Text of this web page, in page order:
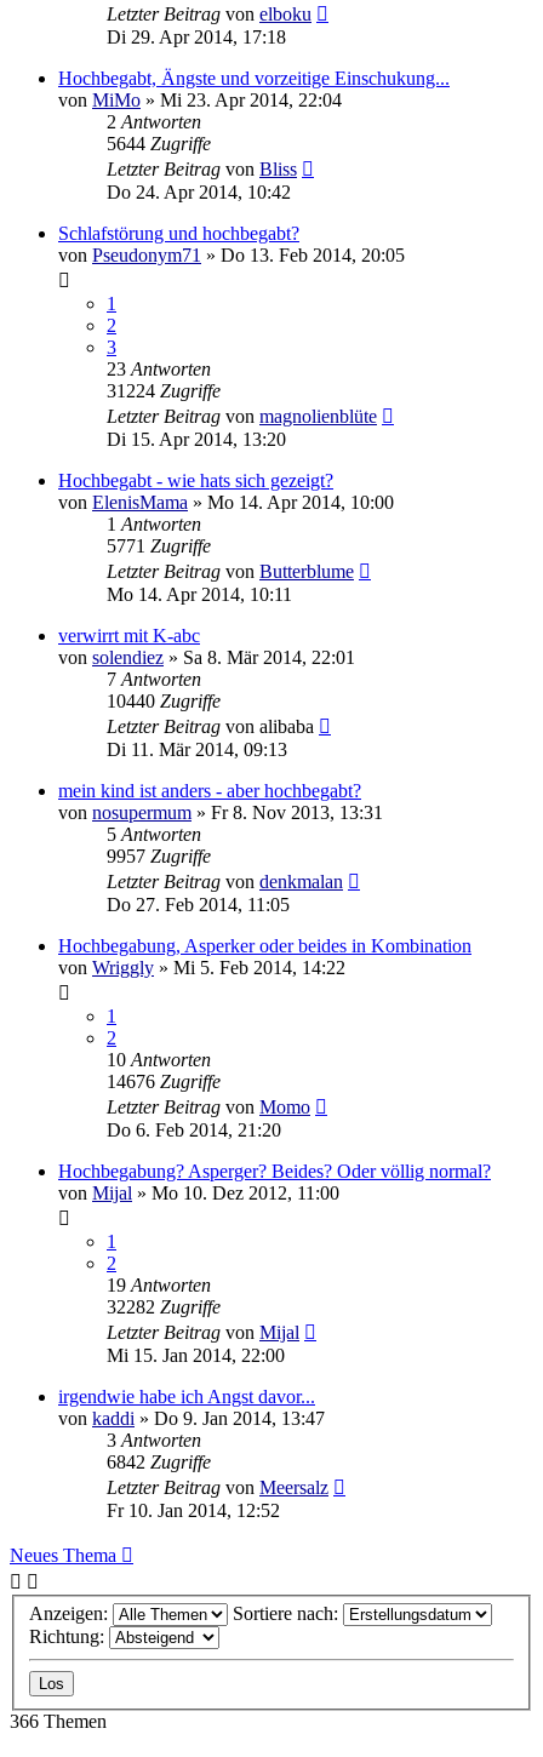
Letzter Beitrag von elboku
Di 29. Apr 2014, 17:18
Hochbegabt, Ängste und vorzeitige Einschukung...
von MiMo » Mi 23. Apr 2014, 22:04
2 Antworten
5644 Zugriffe
Letzter Beitrag von Bliss
Do 24. Apr 2014, 10:42
Schlafstörung und hochbegabt?
von Pseudonym71 » Do 13. Feb 2014, 20:05
1
2
3
23 Antworten
31224 Zugriffe
Letzter Beitrag von magnolienblüte
Di 15. Apr 2014, 13:20
Hochbegabt - wie hats sich gezeigt?
von ElenisMama » Mo 14. Apr 2014, 10:00
1 Antworten
5771 Zugriffe
Letzter Beitrag von Butterblume
Mo 14. Apr 2014, 10:11
verwirrt mit K-abc
von solendiez » Sa 8. Mär 2014, 22:01
7 Antworten
10440 Zugriffe
Letzter Beitrag von alibaba
Di 11. Mär 2014, 09:13
mein kind ist anders - aber hochbegabt?
von nosupermum » Fr 8. Nov 2013, 13:31
5 Antworten
9957 Zugriffe
Letzter Beitrag von denkmalan
Do 27. Feb 2014, 11:05
Hochbegabung, Asperker oder beides in Kombination
von Wriggly » Mi 5. Feb 2014, 14:22
1
2
10 Antworten
14676 Zugriffe
Letzter Beitrag von Momo
Do 6. Feb 2014, 21:20
Hochbegabung? Asperger? Beides? Oder völlig normal?
von Mijal » Mo 10. Dez 2012, 11:00
1
2
19 Antworten
32282 Zugriffe
Letzter Beitrag von Mijal
Mi 15. Jan 2014, 22:00
irgendwie habe ich Angst davor...
von kaddi » Do 9. Jan 2014, 13:47
3 Antworten
6842 Zugriffe
Letzter Beitrag von Meersalz
Fr 10. Jan 2014, 12:52
Neues Thema
Anzeigen:
Sortiere nach:
Richtung:
366 Themen